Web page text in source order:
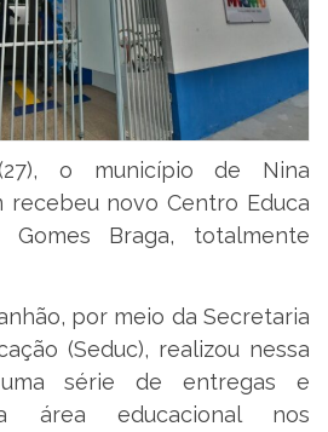
o município de Nina
recebeu novo Centro Educa
Braga, totalmente
por meio da Secretaria
(Seduc), realizou nessa
série de entregas e
área educacional nos